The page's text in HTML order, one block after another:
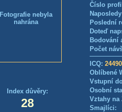
Fotografie nebyla
nahrána
Index důvěry:
28
Číslo
Poslední
Doteď
Bodování
Počet
ICQ:
Oblíbené
Vstupní
Osobní
Vztahy
Smajlíci: